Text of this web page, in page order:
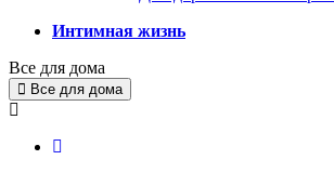
Интимная жизнь
Все для дома
Все для дома